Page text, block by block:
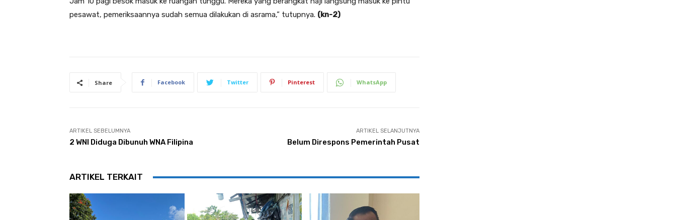
pesawat, pemeriksaannya sudah semua dilakukan di asrama,” tutupnya. (kn-2)
Share Facebook Twitter Pinterest WhatsApp
ARTIKEL SEBELUMNYA
2 WNI Diduga Dibunuh WNA Filipina
ARTIKEL SELANJUTNYA
Belum Direspons Pemerintah Pusat
ARTIKEL TERKAIT